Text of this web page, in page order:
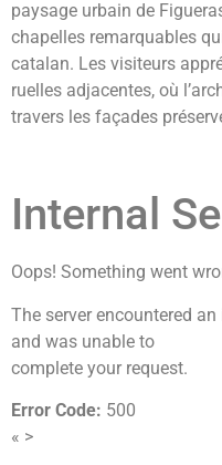
paysage urbain de
chapelles remarquables
catalan. Les visiteurs
ruelles adjacentes, où
travers les façades
Internal
Oops! Something went
The server encountered
and was unable to
complete your request.
Error Code: 500
« >